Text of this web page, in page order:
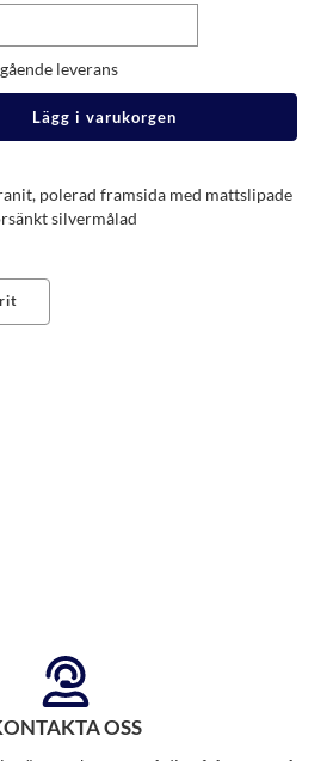
leverans
Lägg i varukorgen
polerad framsida med mattslipade
silvermålad
OSS